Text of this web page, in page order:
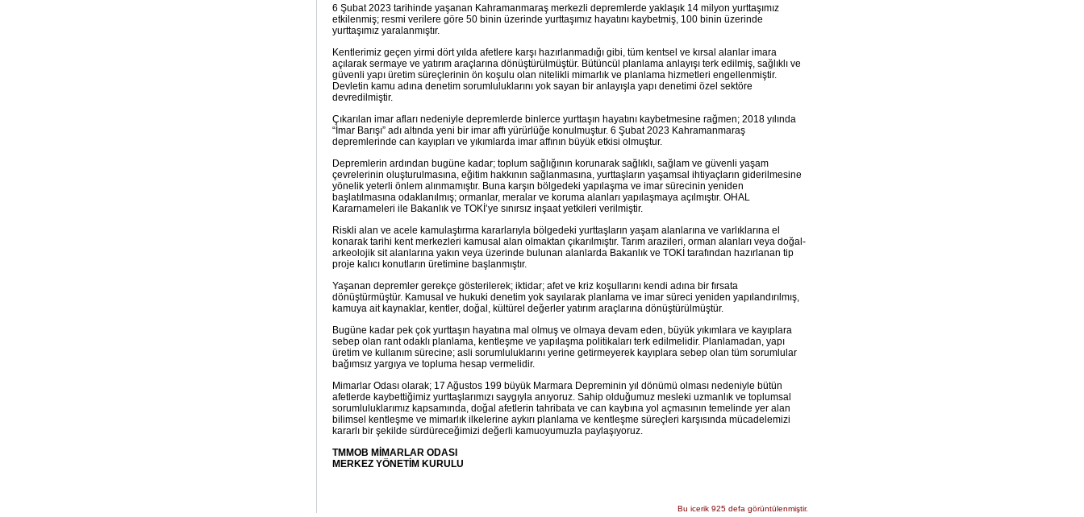
6 Şubat 2023 tarihinde yaşanan Kahramanmaraş merkezli depremlerde yaklaşık 14 milyon yurttaşımız
etkilenmiş; resmi verilere göre 50 binin üzerinde yurttaşımız hayatını kaybetmiş, 100 binin üzerinde
yurttaşımız yaralanmıştır.
Kentlerimiz geçen yirmi dört yılda afetlere karşı hazırlanmadığı gibi, tüm kentsel ve kırsal alanlar imara
açılarak sermaye ve yatırım araçlarına dönüştürülmüştür. Bütüncül planlama anlayışı terk edilmiş, sağlıklı ve
güvenli yapı üretim süreçlerinin ön koşulu olan nitelikli mimarlık ve planlama hizmetleri engellenmiştir.
Devletin kamu adına denetim sorumluluklarını yok sayan bir anlayışla yapı denetimi özel sektöre
devredilmiştir.
Çıkarılan imar afları nedeniyle depremlerde binlerce yurttaşın hayatını kaybetmesine rağmen; 2018 yılında
“İmar Barışı” adı altında yeni bir imar affı yürürlüğe konulmuştur. 6 Şubat 2023 Kahramanmaraş
depremlerinde can kayıpları ve yıkımlarda imar affının büyük etkisi olmuştur.
Depremlerin ardından bugüne kadar; toplum sağlığının korunarak sağlıklı, sağlam ve güvenli yaşam
çevrelerinin oluşturulmasına, eğitim hakkının sağlanmasına, yurttaşların yaşamsal ihtiyaçların giderilmesine
yönelik yeterli önlem alınmamıştır. Buna karşın bölgedeki yapılaşma ve imar sürecinin yeniden
başlatılmasına odaklanılmış; ormanlar, meralar ve koruma alanları yapılaşmaya açılmıştır. OHAL
Kararnameleri ile Bakanlık ve TOKİ’ye sınırsız inşaat yetkileri verilmiştir.
Riskli alan ve acele kamulaştırma kararlarıyla bölgedeki yurttaşların yaşam alanlarına ve varlıklarına el
konarak tarihi kent merkezleri kamusal alan olmaktan çıkarılmıştır. Tarım arazileri, orman alanları veya doğal-
arkeolojik sit alanlarına yakın veya üzerinde bulunan alanlarda Bakanlık ve TOKİ tarafından hazırlanan tip
proje kalıcı konutların üretimine başlanmıştır.
Yaşanan depremler gerekçe gösterilerek; iktidar; afet ve kriz koşullarını kendi adına bir fırsata
dönüştürmüştür. Kamusal ve hukuki denetim yok sayılarak planlama ve imar süreci yeniden yapılandırılmış,
kamuya ait kaynaklar, kentler, doğal, kültürel değerler yatırım araçlarına dönüştürülmüştür.
Bugüne kadar pek çok yurttaşın hayatına mal olmuş ve olmaya devam eden, büyük yıkımlara ve kayıplara
sebep olan rant odaklı planlama, kentleşme ve yapılaşma politikaları terk edilmelidir. Planlamadan, yapı
üretim ve kullanım sürecine; asli sorumluluklarını yerine getirmeyerek kayıplara sebep olan tüm sorumlular
bağımsız yargıya ve topluma hesap vermelidir.
Mimarlar Odası olarak; 17 Ağustos 199 büyük Marmara Depreminin yıl dönümü olması nedeniyle bütün
afetlerde kaybettiğimiz yurttaşlarımızı saygıyla anıyoruz. Sahip olduğumuz mesleki uzmanlık ve toplumsal
sorumluluklarımız kapsamında, doğal afetlerin tahribata ve can kaybına yol açmasının temelinde yer alan
bilimsel kentleşme ve mimarlık ilkelerine aykırı planlama ve kentleşme süreçleri karşısında mücadelemizi
kararlı bir şekilde sürdüreceğimizi değerli kamuoyumuzla paylaşıyoruz.
TMMOB MİMARLAR ODASI
MERKEZ YÖNETİM KURULU
Bu icerik 925 defa görüntülenmiştir.